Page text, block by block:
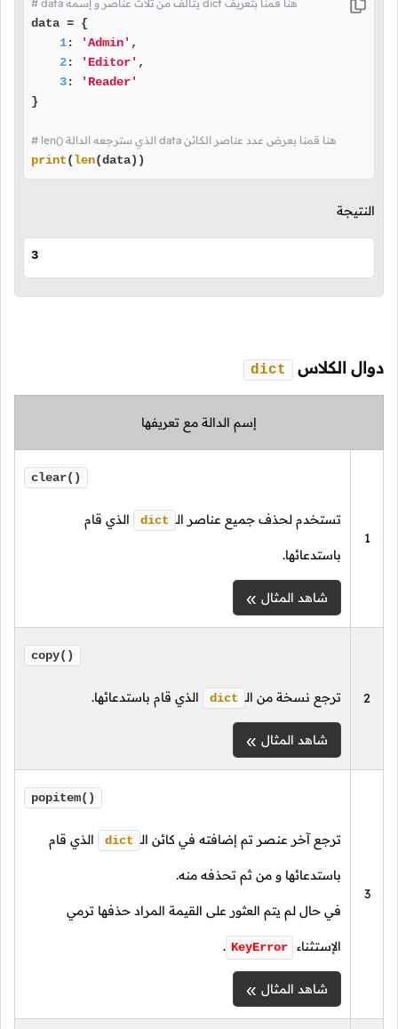
# data يتألف من ثلاث عناصر و إسمه dict هنا قمنا بتعريف
data = {
1: 'Admin' ,
2: 'Editor' ,
3:
'Reader'
}
# len() الذي سترجعه الدالة data هنا قمنا بعرض عدد عناصر الكائن
print(len(data))
النتيجة
3
دوال الكلاس dict
إسم الدالة مع تعريفها
1
clear()
تستخدم لحذف جميع عناصر الـ dict الذي قام
باستدعائها.
شاهد المثال
2
copy()
ترجع نسخة من الـ dict الذي قام باستدعائها.
شاهد المثال
3
popitem()
ترجع آخر عنصر تم إضافته في كائن الـ dict الذي قام
باستدعائها و من ثم تحذفه منه.
في حال لم يتم العثور على القيمة المراد حذفها ترمي
الإستثناء KeyError
.
شاهد المثال